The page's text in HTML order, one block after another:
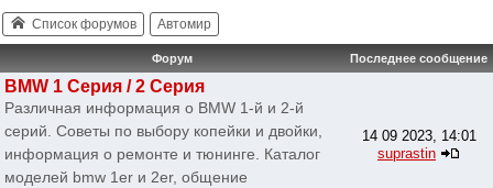
Список форумов Автомир
Форум Последнее сообщение
BMW 1 Серия / 2 Серия
Различная информация о BMW 1-й и 2-й
серий. Советы по выбору копейки и двойки,
информация о ремонте и тюнинге. Каталог
моделей bmw 1er и 2er, общение
14 09 2023, 14:01
suprastin